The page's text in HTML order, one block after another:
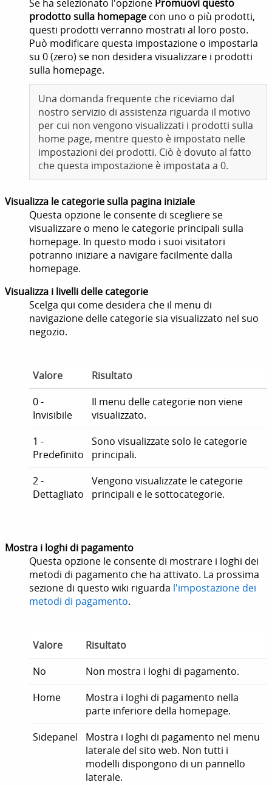
Se ha selezionato l'opzione Promuovi questo
prodotto sulla homepage con uno o più prodotti,
questi prodotti verranno mostrati al loro posto.
Può modificare questa impostazione o impostarla
su 0 (zero) se non desidera visualizzare i prodotti
sulla homepage.
Una domanda frequente che riceviamo dal
nostro servizio di assistenza riguarda il motivo
per cui non vengono visualizzati i prodotti sulla
home page, mentre questo è impostato nelle
impostazioni dei prodotti. Ciò è dovuto al fatto
che questa impostazione è impostata a 0.
Visualizza le categorie sulla pagina iniziale
Questa opzione le consente di scegliere se
visualizzare o meno le categorie principali sulla
homepage. In questo modo i suoi visitatori
potranno iniziare a navigare facilmente dalla
homepage.
Visualizza i livelli delle categorie
Scelga qui come desidera che il menu di
navigazione delle categorie sia visualizzato nel suo
negozio.
Valore
Risultato
0 -
Invisibile
Il menu delle categorie non viene
visualizzato.
1 -
Predefinito
Sono visualizzate solo le categorie
principali.
2 -
Dettagliato
Vengono visualizzate le categorie
principali e le sottocategorie.
Mostra i loghi di pagamento
Questa opzione le consente di mostrare i loghi dei
metodi di pagamento che ha attivato. La prossima
sezione di questo wiki riguarda l'impostazione dei
metodi di pagamento.
Valore
Risultato
No
Non mostra i loghi di pagamento.
Home
Mostra i loghi di pagamento nella
parte inferiore della homepage.
Sidepanel
Mostra i loghi di pagamento nel menu
laterale del sito web. Non tutti i
modelli dispongono di un pannello
laterale.